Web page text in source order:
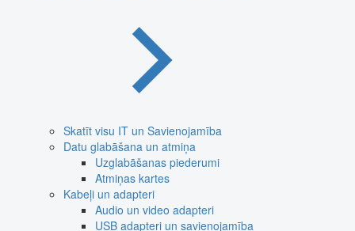
Skatīt visu IT un Savienojamība
Datu glabāšana un atmiņa
Uzglabāšanas piederumi
Atmiņas kartes
Kabeļi un adapteri
Audio un video adapteri
USB adapteri un savienojamība